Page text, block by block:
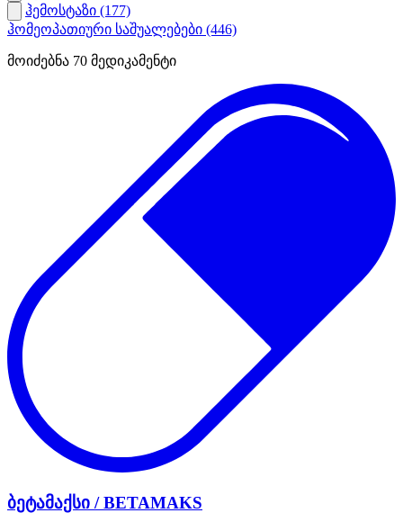
ჰემოსტაზი (177)
ჰომეოპათიური საშუალებები (446)
მოიძებნა 70 მედიკამენტი
ბეტამაქსი / BETAMAKS